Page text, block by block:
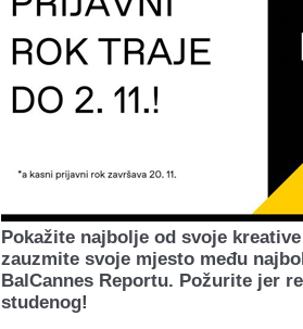
Pokažite najbolje od svoje
zauzmite svoje mjesto među
BalCannes Reportu. Požurite jer
studenog!